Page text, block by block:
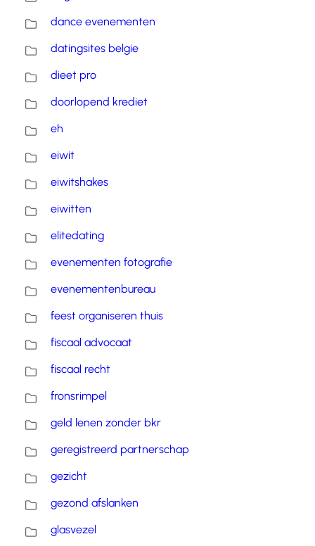
dance evenementen
datingsites belgie
dieet pro
doorlopend krediet
eh
eiwit
eiwitshakes
eiwitten
elitedating
evenementen fotografie
evenementenbureau
feest organiseren thuis
fiscaal advocaat
fiscaal recht
fronsrimpel
geld lenen zonder bkr
geregistreerd partnerschap
gezicht
gezond afslanken
glasvezel